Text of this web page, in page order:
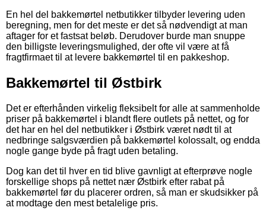
En hel del bakkemørtel netbutikker tilbyder levering uden
beregning, men for det meste er det så nødvendigt at man
aftager for et fastsat beløb. Derudover burde man snuppe
den billigste leveringsmulighed, der ofte vil være at få
fragtfirmaet til at levere bakkemørtel til en pakkeshop.
Bakkemørtel til Østbirk
Det er efterhånden virkelig fleksibelt for alle at sammenholde
priser på bakkemørtel i blandt flere outlets på nettet, og for
det har en hel del netbutikker i Østbirk været nødt til at
nedbringe salgsværdien på bakkemørtel kolossalt, og endda
nogle gange byde på fragt uden betaling.
Dog kan det til hver en tid blive gavnligt at efterprøve nogle
forskellige shops på nettet nær Østbirk efter rabat på
bakkemørtel før du placerer ordren, så man er skudsikker på
at modtage den mest betalelige pris.